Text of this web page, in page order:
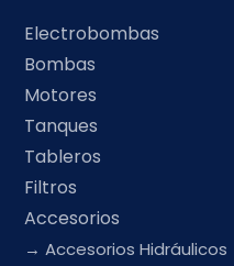
Electrobombas
Bombas
Motores
Tanques
Tableros
Filtros
Accesorios
Accesorios Hidráulicos